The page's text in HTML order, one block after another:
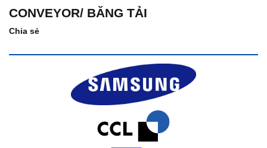
CONVEYOR/ BĂNG TẢI
Chia sẻ